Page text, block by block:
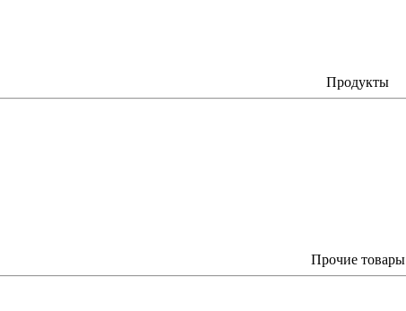
Продукты
Прочие товары